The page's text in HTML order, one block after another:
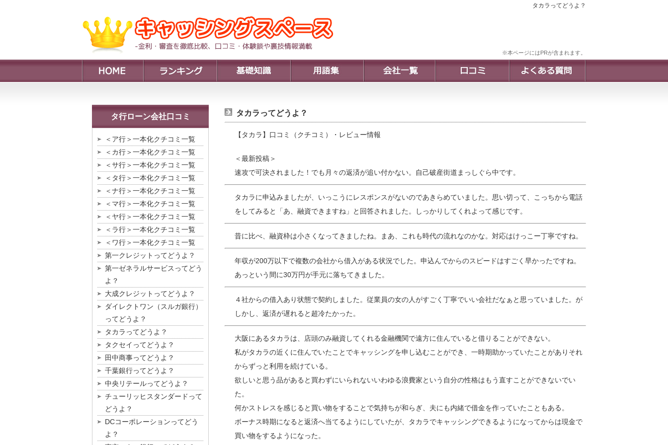
タカラってどうよ？
※本ページにはPRが含まれます。
タ行ローン会社口コミ
＜ア行＞一本化クチコミ一覧
＜カ行＞一本化クチコミ一覧
＜サ行＞一本化クチコミ一覧
＜タ行＞一本化クチコミ一覧
＜ナ行＞一本化クチコミ一覧
＜マ行＞一本化クチコミ一覧
＜ヤ行＞一本化クチコミ一覧
＜ラ行＞一本化クチコミ一覧
＜ワ行＞一本化クチコミ一覧
第一クレジットってどうよ？
第一ゼネラルサービスってどう
よ？
大成クレジットってどうよ？
ダイレクトワン（スルガ銀行）
ってどうよ？
タカラってどうよ？
タクセイってどうよ？
田中商事ってどうよ？
千葉銀行ってどうよ？
中央リテールってどうよ？
チューリッヒスタンダードって
どうよ？
DCコーポレーションってどう
よ？
タカラってどうよ？
【タカラ】口コミ（クチコミ）・レビュー情報
＜最新投稿＞
速攻で可決されました！でも月々の返済が追い付かない。自己破産街道まっしぐら中です。
タカラに申込みましたが、いっこうにレスポンスがないのであきらめていました。思い切って、こっちから電話
をしてみると「あ、融資できますね」と回答されました。しっかりしてくれよって感じです。
昔に比べ、融資枠は小さくなってきましたね。まあ、これも時代の流れなのかな。対応はけっこー丁寧ですね。
年収が200万以下で複数の会社から借入がある状況でした。申込んでからのスピードはすごく早かったですね。
あっという間に30万円が手元に落ちてきました。
４社からの借入あり状態で契約しました。従業員の女の人がすごく丁寧でいい会社だなぁと思っていました。が
しかし、返済が遅れると超冷たかった。
大阪にあるタカラは、店頭のみ融資してくれる金融機関で遠方に住んでいると借りることができない。
私がタカラの近くに住んでいたことでキャッシングを申し込むことができ、一時期助かっていたことがありそれ
からずっと利用を続けている。
欲しいと思う品があると買わずにいられないいわゆる浪費家という自分の性格はもう直すことができないでい
た。
何かストレスを感じると買い物をすることで気持ちが和らぎ、夫にも内緒で借金を作っていたこともある。
ボーナス時期になると返済へ当てるようにしていたが、タカラでキャッシングできるようになってからは現金で
買い物をするようになった。